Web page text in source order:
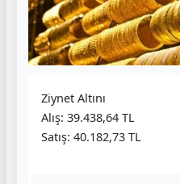
Ziynet Altını
Alış: 39.438,64 TL
Satış: 40.182,73 TL